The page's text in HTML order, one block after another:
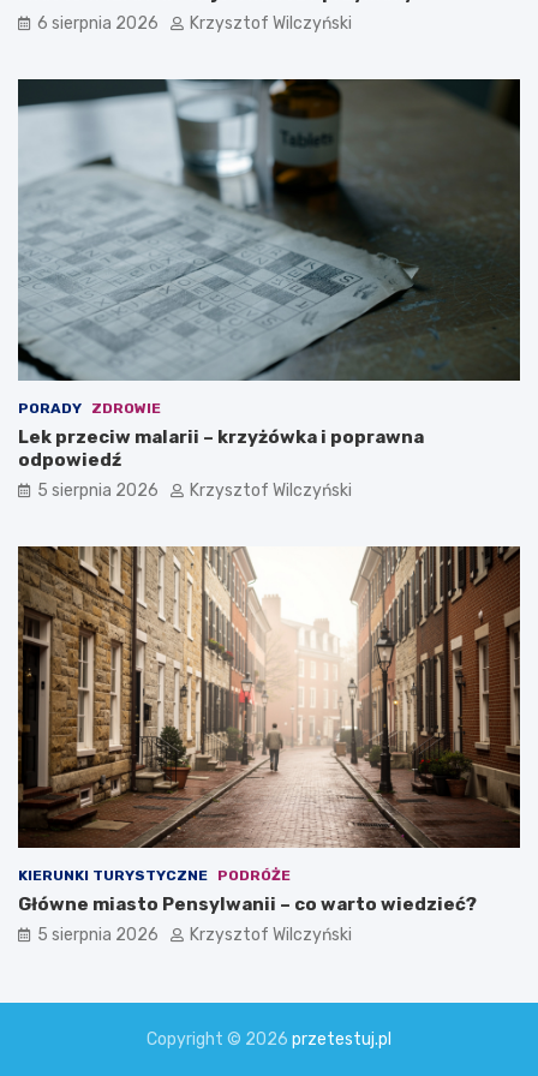
6 sierpnia 2026 Krzysztof Wilczyński
PORADY ZDROWIE
Lek przeciw malarii – krzyżówka i poprawna
odpowiedź
5 sierpnia 2026 Krzysztof Wilczyński
KIERUNKI TURYSTYCZNE PODRÓŻE
Główne miasto Pensylwanii – co warto wiedzieć?
5 sierpnia 2026 Krzysztof Wilczyński
Copyright © 2026 przetestuj.pl